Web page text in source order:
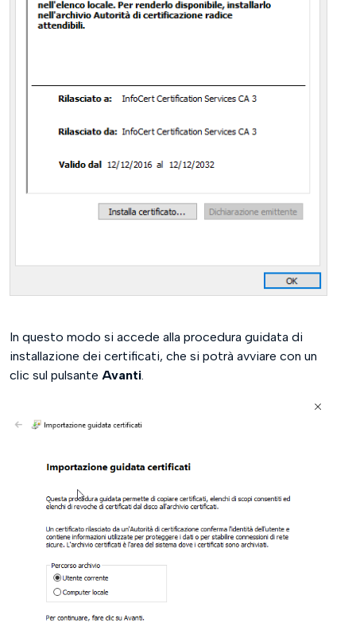
In questo modo si accede alla procedura guidata di
installazione dei certificati, che si potrà avviare con un
clic sul pulsante Avanti